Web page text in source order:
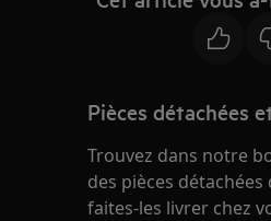
Pièces détachées
Trouvez dans notre
des pièces détachées
faites-les livrer chez